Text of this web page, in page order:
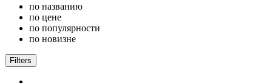
по названию
по цене
по популярности
по новизне
Filters